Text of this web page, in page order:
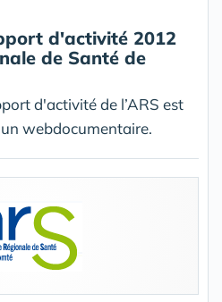
d'activité 2012
de Santé de
d'activité de l’ARS est
webdocumentaire.